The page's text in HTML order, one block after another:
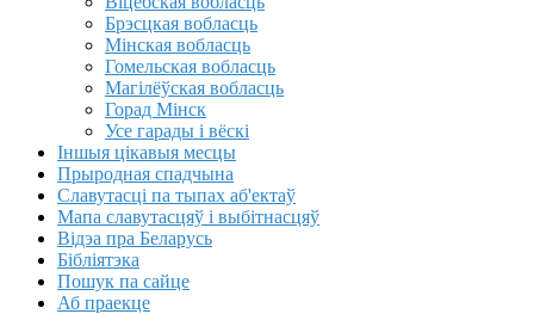
Брэсцкая вобласць
Мінская вобласць
Гомельская вобласць
Магілёўская вобласць
Горад Мінск
Усе гарады і вёскі
Іншыя цікавыя месцы
Прыродная спадчына
Славутасці па тыпах аб'ектаў
Мапа славутасцяў і выбітнасцяў
Відэа пра Беларусь
Бібліятэка
Пошук па сайце
Аб праекце